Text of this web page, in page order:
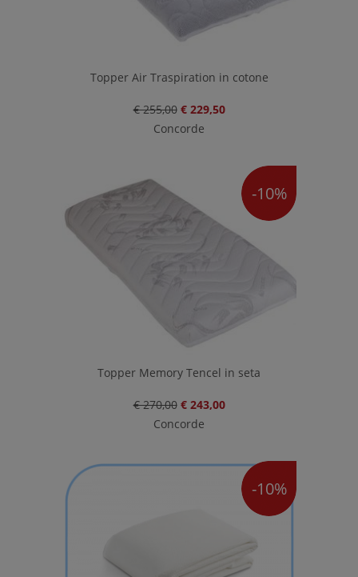
Topper Air Traspiration in cotone
€ 255,00 € 229,50
Concorde
-10%
Topper Memory Tencel in seta
€ 270,00 € 243,00
Concorde
-10%